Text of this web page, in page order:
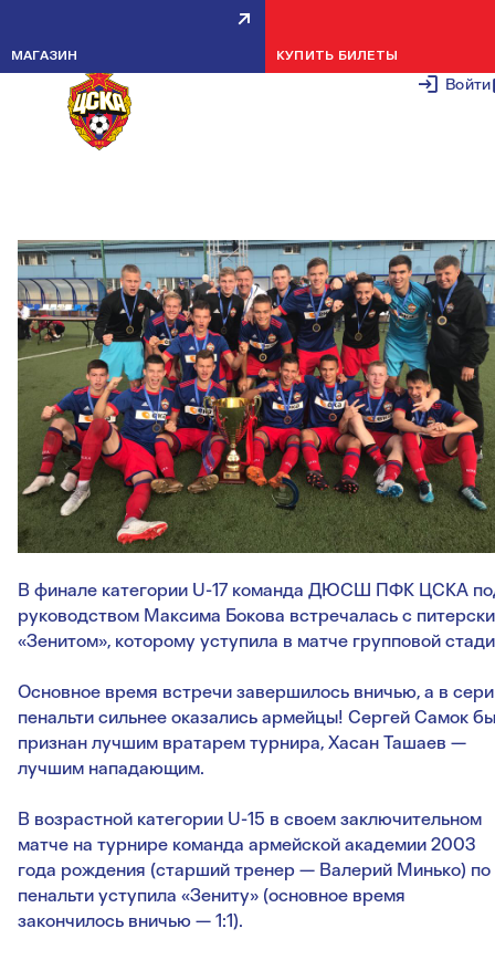
Войти
МАГАЗИН КУПИТЬ БИЛЕТЫ
ПФК ЦСКА — ОБЛАДАТЕЛЬ
КУБКА ЮРИЯ МОРОЗОВА!
В финале категории U-17 команда ДЮСШ ПФК ЦСКА
руководством Максима Бокова встречалась с
«Зенитом», которому уступила в матче групповой
Основное время встречи завершилось вничью, а в
пенальти сильнее оказались армейцы! Сергей Самок
признан лучшим вратарем турнира, Хасан Ташаев —
лучшим нападающим.
В возрастной категории U-15 в своем заключительном
матче на турнире команда армейской академии 2003
года рождения (старший тренер — Валерий Минько) по
пенальти уступила «Зениту» (основное время
закончилось вничью — 1:1).